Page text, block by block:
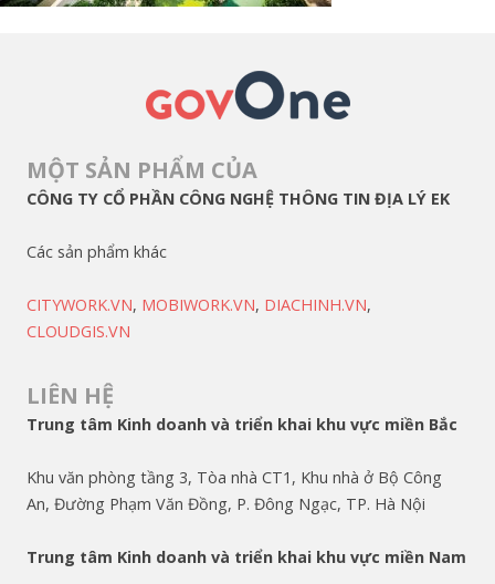
MỘT SẢN PHẨM CỦA
CÔNG TY CỔ PHẦN CÔNG NGHỆ THÔNG TIN ĐỊA LÝ EK
Các sản phẩm khác
CITYWORK.VN, MOBIWORK.VN, DIACHINH.VN,
CLOUDGIS.VN
LIÊN HỆ
Trung tâm Kinh doanh và triển khai khu vực miền Bắc
Khu văn phòng tầng 3, Tòa nhà CT1, Khu nhà ở Bộ Công
An, Đường Phạm Văn Đồng, P. Đông Ngạc, TP. Hà Nội
Trung tâm Kinh doanh và triển khai khu vực miền Nam